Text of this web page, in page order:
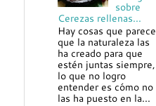
sobre
Cerezas rellenas...
Hay cosas que parece
que la naturaleza las
ha creado para que
estén juntas siempre,
lo que no logro
entender es cómo no
las ha puesto en la...